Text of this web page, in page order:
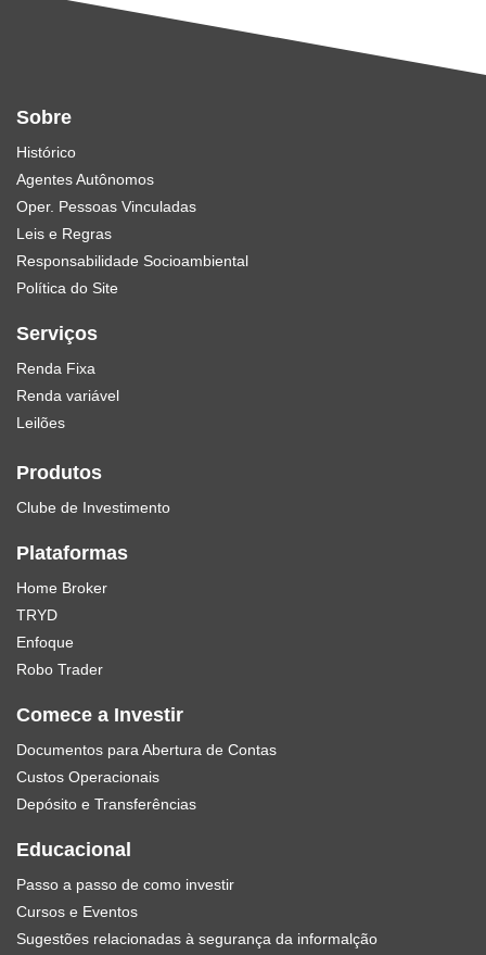
Sobre
Histórico
Agentes Autônomos
Oper. Pessoas Vinculadas
Leis e Regras
Responsabilidade Socioambiental
Política do Site
Serviços
Renda Fixa
Renda variável
Leilões
Produtos
Clube de Investimento
Plataformas
Home Broker
TRYD
Enfoque
Robo Trader
Comece a Investir
Documentos para Abertura de Contas
Custos Operacionais
Depósito e Transferências
Educacional
Passo a passo de como investir
Cursos e Eventos
Sugestões relacionadas à segurança da informalção